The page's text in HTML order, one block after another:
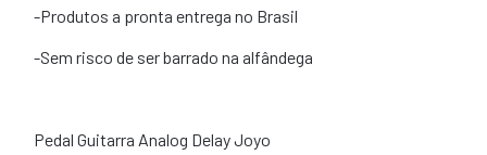
-Produtos a pronta entrega no Brasil
-Sem risco de ser barrado na alfândega
Pedal Guitarra Analog Delay Joyo